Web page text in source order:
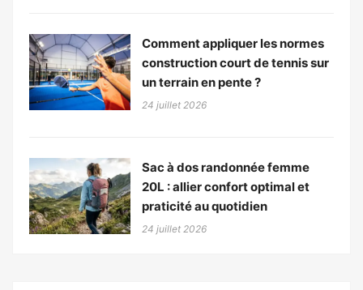
Comment appliquer les normes
construction court de tennis sur
un terrain en pente ?
24 juillet 2026
Sac à dos randonnée femme
20L : allier confort optimal et
praticité au quotidien
24 juillet 2026